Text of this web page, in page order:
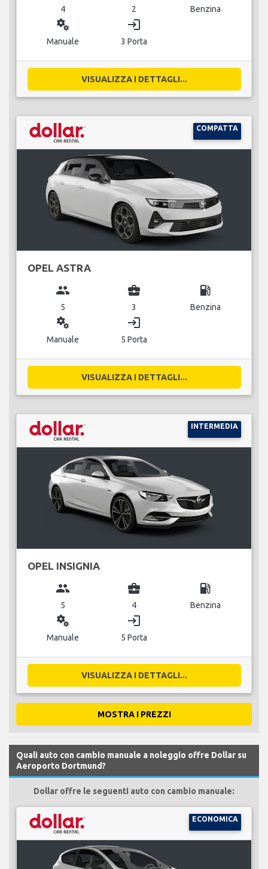
4 2 Benzina
miscellaneous_services
Manuale
login
3 Porta
VISUALIZZA I DETTAGLI...
COMPATTA
OPEL ASTRA
group
5
business_center
3
local_gas_station
Benzina
miscellaneous_services
Manuale
login
5 Porta
VISUALIZZA I DETTAGLI...
INTERMEDIA
OPEL INSIGNIA
group
5
business_center
4
local_gas_station
Benzina
miscellaneous_services
Manuale
login
5 Porta
VISUALIZZA I DETTAGLI...
MOSTRA I PREZZI
Quali auto con cambio manuale a noleggio offre Dollar su
Aeroporto Dortmund?
Dollar offre le seguenti auto con cambio manuale:
ECONOMICA